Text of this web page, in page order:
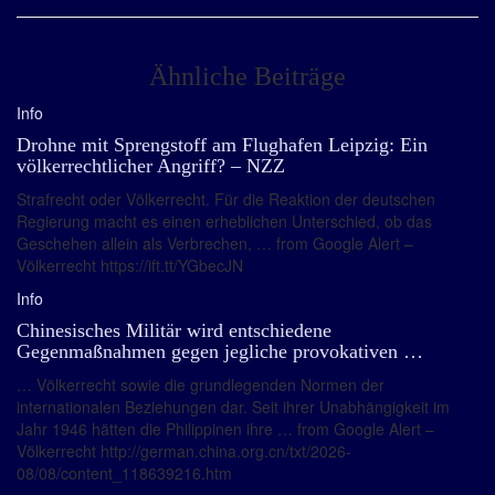
Ähnliche Beiträge
Info
Drohne mit Sprengstoff am Flughafen Leipzig: Ein
völkerrechtlicher Angriff? – NZZ
Strafrecht oder Völkerrecht. Für die Reaktion der deutschen
Regierung macht es einen erheblichen Unterschied, ob das
Geschehen allein als Verbrechen, … from Google Alert –
Völkerrecht https://ift.tt/YGbecJN
Info
Chinesisches Militär wird entschiedene
Gegenmaßnahmen gegen jegliche provokativen …
… Völkerrecht sowie die grundlegenden Normen der
internationalen Beziehungen dar. Seit ihrer Unabhängigkeit im
Jahr 1946 hätten die Philippinen ihre … from Google Alert –
Völkerrecht http://german.china.org.cn/txt/2026-
08/08/content_118639216.htm